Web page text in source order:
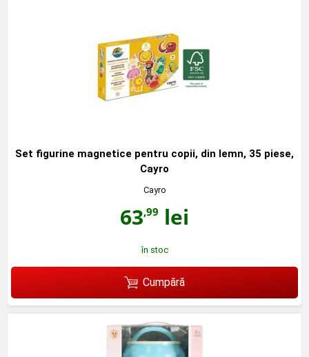
Set figurine magnetice pentru copii, din lemn, 35 piese,
Cayro
Cayro
63,99 lei
în stoc
Cumpără